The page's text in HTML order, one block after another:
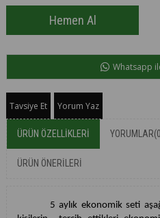
Whatsapp
Tavsiye Et Yorum Yaz
ÜRÜN ÖZELLIKLERI YORUMLAR
ÜRÜN ÖNERILERI
5 aylık ekonomik seti